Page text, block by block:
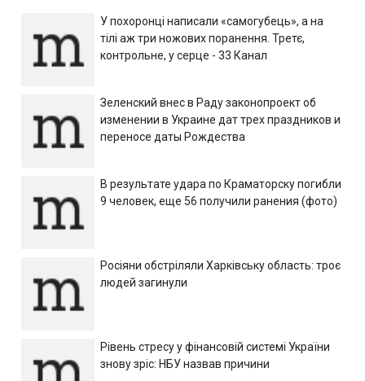
У похоронці написали «самогубець», а на
тілі аж три ножових поранення. Третє,
контрольне, у серце - 33 Канал
Зеленский внес в Раду законопроект об
изменении в Украине дат трех праздников и
переносе даты Рождества
В результате удара по Краматорску погибли
9 человек, еще 56 получили ранения (фото)
Росіяни обстріляли Харківську область: троє
людей загинули
Рівень стресу у фінансовій системі України
знову зріс: НБУ назвав причини